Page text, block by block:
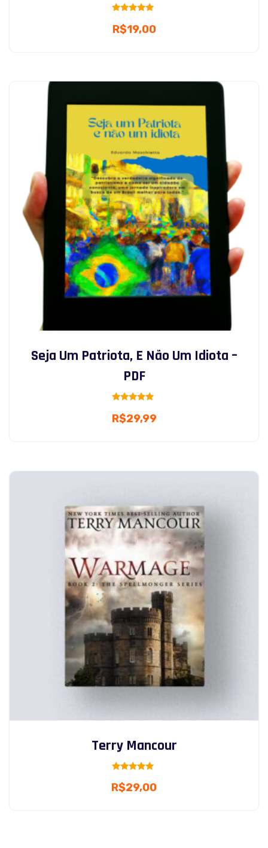
5.00
out of 5
R$19,00
Seja Um Patriota, E Não Um Idiota –
PDF
5.00
out of 5
R$29,99
Terry Mancour
5.00
out of 5
R$29,00